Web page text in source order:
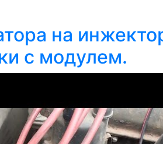
на
с модулем.